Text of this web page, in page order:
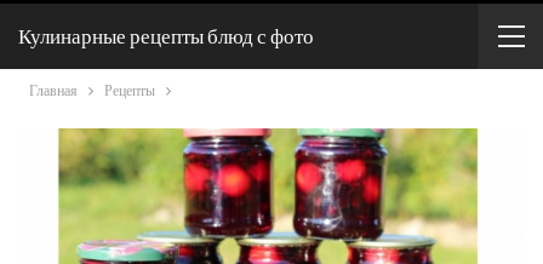
Кулинарные рецепты блюд с фото
Главная Рецепты